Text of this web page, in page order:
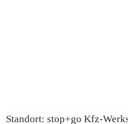
Standort: stop+go Kfz-